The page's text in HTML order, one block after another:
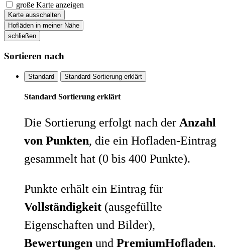
große Karte anzeigen
Karte ausschalten
Hofläden in meiner Nähe
schließen
Sortieren nach
Standard Standard Sortierung erklärt
Standard Sortierung erklärt
Die Sortierung erfolgt nach der Anzahl
von Punkten, die ein Hofladen-Eintrag
gesammelt hat (0 bis 400 Punkte).
Punkte erhält ein Eintrag für
Vollständigkeit (ausgefüllte
Eigenschaften und Bilder),
Bewertungen und PremiumHofladen.